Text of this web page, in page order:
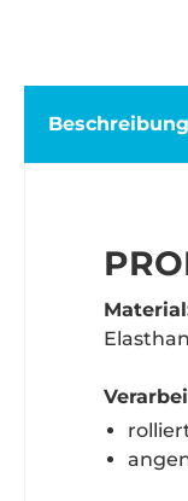
Beschreibung
Elasthan